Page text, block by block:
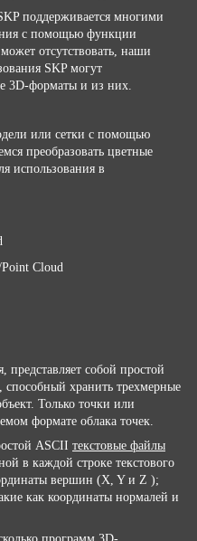
поддерживается многими
с помощью функции
отсутствовать, наши
SKP могут
3D-форматы и из них.
или сетки с помощью
преобразовать цветные
использования в
Cloud
собой простой
хранить трехмерные
Только точки или
формате облака точек.
ASCII текстовые файлы
в каждой строке текстового
вершин (X, Y и Z );
как координаты нормалей и